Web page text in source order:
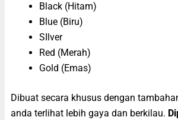
Black (Hitam)
Blue (Biru)
SIlver
Red (Merah)
Gold (Emas)
Dibuat secara khusus dengan
anda terlihat lebih gaya dan berkilau.